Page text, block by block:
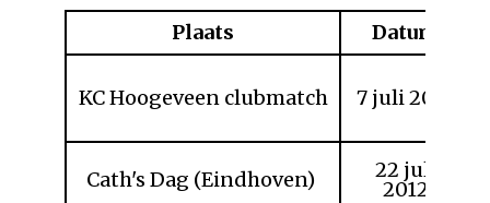
Plaats Datum
KC Hoogeveen clubmatch 7 juli 2012
Cath's Dag (Eindhoven) 22 juli
2012